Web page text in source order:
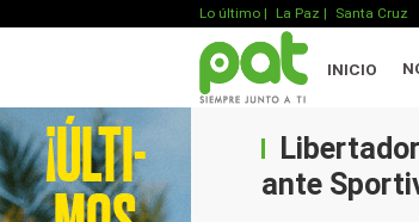
Lo último | La Paz | Santa Cruz
INICIO
ante